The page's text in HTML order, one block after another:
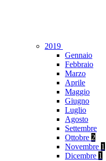
2019
Gennaio
Febbraio
Marzo
Aprile
Maggio
Giugno
Luglio
Agosto
Settembre
Ottobre 2
Novembre 1
Dicembre 1